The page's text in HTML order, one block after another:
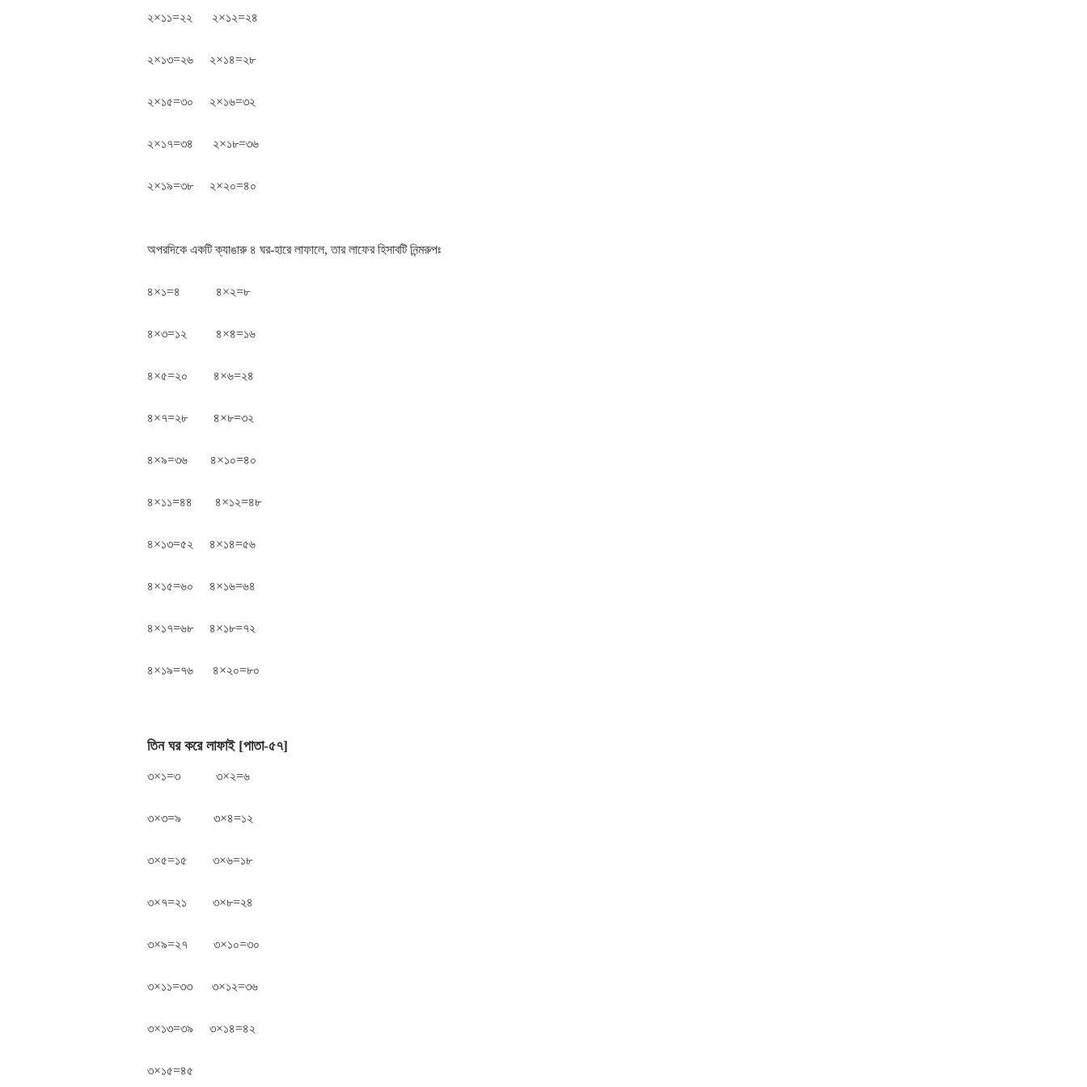
২×১১=২২ ২×১২=২৪
২×১৩=২৬ ২×১৪=২৮
২×১৫=৩০ ২×১৬=৩২
২×১৭=৩৪ ২×১৮=৩৬
২×১৯=৩৮ ২×২০=৪০
অপরদিকে একটি ক্যাঙারু ৪ ঘর-হারে লাফালে, তার লাফের হিসাবটি নিন্মরুপঃ
৪×১=৪ ৪×২=৮
৪×৩=১২ ৪×৪=১৬
৪×৫=২০ ৪×৬=২৪
৪×৭=২৮ ৪×৮=৩২
৪×৯=৩৬ ৪×১০=৪০
৪×১১=৪৪ ৪×১২=৪৮
৪×১৩=৫২ ৪×১৪=৫৬
৪×১৫=৬০ ৪×১৬=৬৪
৪×১৭=৬৮ ৪×১৮=৭২
৪×১৯=৭৬ ৪×২০=৮০
তিন ঘর করে লাফাই [পাতা-৫৭]
৩×১=৩ ৩×২=৬
৩×৩=৯ ৩×৪=১২
৩×৫=১৫ ৩×৬=১৮
৩×৭=২১ ৩×৮=২৪
৩×৯=২৭ ৩×১০=৩০
৩×১১=৩৩ ৩×১২=৩৬
৩×১৩=৩৯ ৩×১৪=৪২
৩×১৫=৪৫